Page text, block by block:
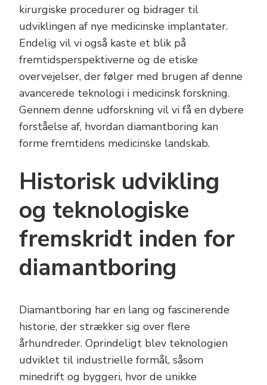
kirurgiske procedurer og bidrager til
udviklingen af nye medicinske implantater.
Endelig vil vi også kaste et blik på
fremtidsperspektiverne og de etiske
overvejelser, der følger med brugen af denne
avancerede teknologi i medicinsk forskning.
Gennem denne udforskning vil vi få en dybere
forståelse af, hvordan diamantboring kan
forme fremtidens medicinske landskab.
Historisk udvikling
og teknologiske
fremskridt inden for
diamantboring
Diamantboring har en lang og fascinerende
historie, der strækker sig over flere
århundreder. Oprindeligt blev teknologien
udviklet til industrielle formål, såsom
minedrift og byggeri, hvor de unikke